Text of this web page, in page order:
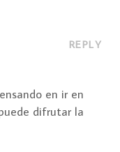
REPLY
en ir en
difrutar la